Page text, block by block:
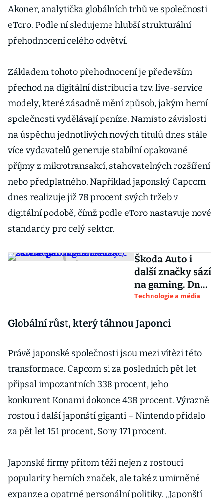
Akoner, analytička globálních trhů ve společnosti
eToro. Podle ní sledujeme hlubší strukturální
přehodnocení celého odvětví.
Základem tohoto přehodnocení je především
přechod na digitální distribuci a tzv. live-service
modely, které zásadně mění způsob, jakým herní
společnosti vydělávají peníze. Namísto závislosti
na úspěchu jednotlivých nových titulů dnes stále
více vydavatelů generuje stabilní opakované
příjmy z mikrotransakcí, stahovatelných rozšíření
nebo předplatného. Například japonský Capcom
dnes realizuje již 78 procent svých tržeb v
digitální podobě, čímž podle eToro nastavuje nové
standardy pro celý sektor.
Škoda Auto i
další značky sází
na gaming. Dnes
hráč, zítra kupec
Technologie a média
Globální růst, který táhnou Japonci
Právě japonské společnosti jsou mezi vítězi této
transformace. Capcom si za posledních pět let
připsal impozantních 338 procent, jeho
konkurent Konami dokonce 438 procent. Výrazně
rostou i další japonští giganti – Nintendo přidalo
za pět let 151 procent, Sony 171 procent.
Japonské firmy přitom těží nejen z rostoucí
popularity herních značek, ale také z umírněné
expanze a opatrné personální politiky. „Japonští